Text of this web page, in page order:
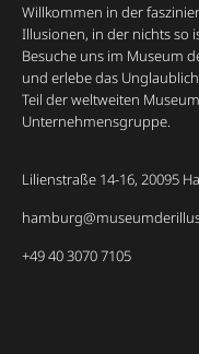
Willkommen in der
Illusionen, in der nichts so
Besuche uns im Museum
und erlebe das
Teil der weltweiten
Unternehmensgruppe.
Lilienstraße 14-16, 20095
+49 40 3070 7105